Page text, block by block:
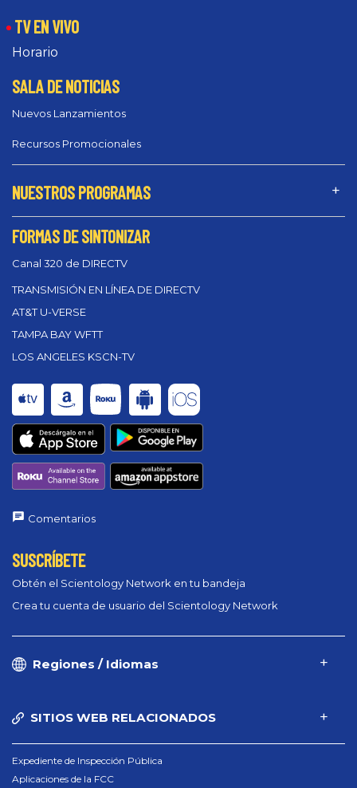
TV EN VIVO
Horario
SALA DE NOTICIAS
Nuevos Lanzamientos
Recursos Promocionales
NUESTROS PROGRAMAS
FORMAS DE SINTONIZAR
Canal 320 de DIRECTV
TRANSMISIÓN EN LÍNEA DE DIRECTV
AT&T U-VERSE
TAMPA BAY WFTT
LOS ANGELES KSCN-TV
Comentarios
SUSCRÍBETE
Obtén el Scientology Network en tu bandeja
Crea tu cuenta de usuario del Scientology Network
Regiones / Idiomas
SITIOS WEB RELACIONADOS
Expediente de Inspección Pública
Aplicaciones de la FCC